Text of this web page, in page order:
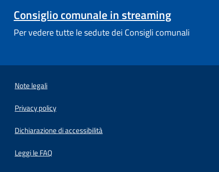
Consiglio comunale in streaming
Per vedere tutte le sedute dei Consigli comunali
Note legali
Privacy policy
Dichiarazione di accessibilità
Leggi le FAQ